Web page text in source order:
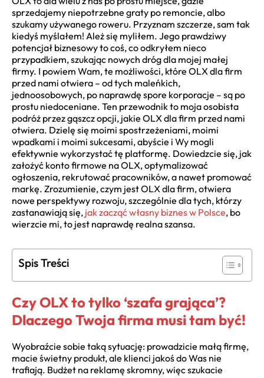
sprzedajemy niepotrzebne graty po remoncie, albo
szukamy używanego roweru. Przyznam szczerze, sam tak
kiedyś myślałem! Ależ się myliłem. Jego prawdziwy
potencjał biznesowy to coś, co odkryłem nieco
przypadkiem, szukając nowych dróg dla mojej małej
firmy. I powiem Wam, te możliwości, które OLX dla firm
przed nami otwiera – od tych maleńkich,
jednoosobowych, po naprawdę spore korporacje – są po
prostu niedoceniane. Ten przewodnik to moja osobista
podróż przez gąszcz opcji, jakie OLX dla firm przed nami
otwiera. Dzielę się moimi spostrzeżeniami, moimi
wpadkami i moimi sukcesami, abyście i Wy mogli
efektywnie wykorzystać tę platformę. Dowiedzcie się, jak
założyć konto firmowe na OLX, optymalizować
ogłoszenia, rekrutować pracowników, a nawet promować
markę. Zrozumienie, czym jest OLX dla firm, otwiera
nowe perspektywy rozwoju, szczególnie dla tych, którzy
zastanawiają się, jak zacząć własny biznes w Polsce, bo
wierzcie mi, to jest naprawdę realna szansa.
Spis Treści
Czy OLX to tylko ‘szafa grająca’?
Dlaczego Twoja firma musi tam być!
Wyobraźcie sobie taką sytuację: prowadzicie małą firmę,
macie świetny produkt, ale klienci jakoś do Was nie
trafiają. Budżet na reklamę skromny, więc szukacie